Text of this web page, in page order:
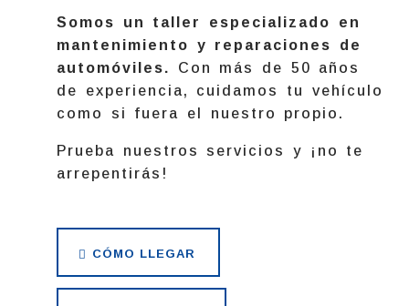
Somos un taller especializado en
mantenimiento y reparaciones de
automóviles. Con más de 50 años
de experiencia, cuidamos tu vehículo
como si fuera el nuestro propio.
Prueba nuestros servicios y ¡no te
arrepentirás!
CÓMO LLEGAR